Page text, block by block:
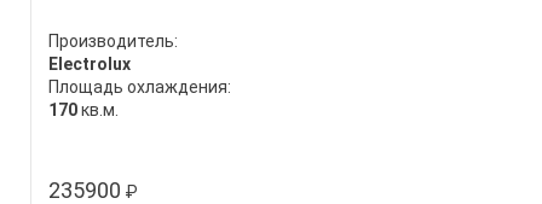
Производитель:
Electrolux
Площадь охлаждения:
170кв.м.
235900 ₽